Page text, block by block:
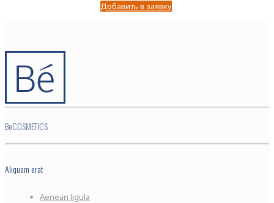
Добавить в заявку
BeCOSMETICS
Aliquam erat
Aenean ligula